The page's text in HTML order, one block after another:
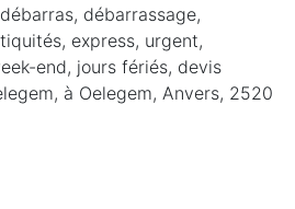
débarrassage,
express, urgent,
end, jours fériés, devis
à Oelegem, Anvers, 2520